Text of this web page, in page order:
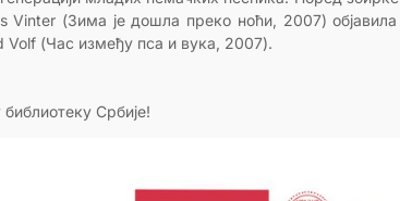
(Зима је дошла преко ноћи, 2007)
Volf (Час између пса и вука, 2007).
Србије!